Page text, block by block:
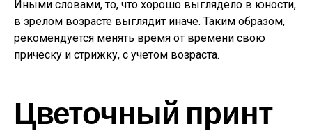
Иными словами, то, что хорошо выглядело в юности,
в зрелом возрасте выглядит иначе. Таким образом,
рекомендуется менять время от времени свою
прическу и стрижку, с учетом возраста.
Цветочный принт